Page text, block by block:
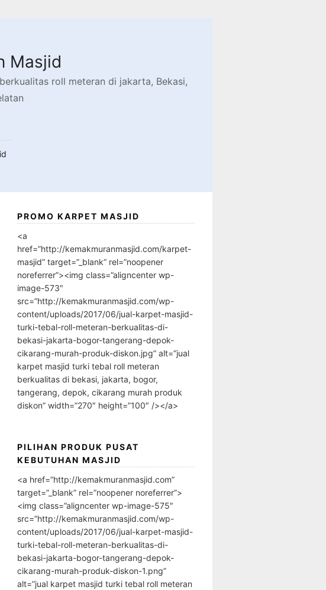
Masjid
roll meteran di jakarta, Bekasi,
PROMO KARPET MASJID
<a
href=”http://kemakmuranmasjid.com/karpet-
masjid” target=”_blank” rel=”noopener
noreferrer”><img class=”aligncenter wp-
image-573″
src=”http://kemakmuranmasjid.com/wp-
content/uploads/2017/06/jual-karpet-masjid-
turki-tebal-roll-meteran-berkualitas-di-
bekasi-jakarta-bogor-tangerang-depok-
cikarang-murah-produk-diskon.jpg” alt=”jual
karpet masjid turki tebal roll meteran
berkualitas di bekasi, jakarta, bogor,
tangerang, depok, cikarang murah produk
diskon” width=”270″ height=”100″ /></a>
PILIHAN PRODUK PUSAT
KEBUTUHAN MASJID
<a href=”http://kemakmuranmasjid.com”
target=”_blank” rel=”noopener noreferrer”>
<img class=”aligncenter wp-image-575″
src=”http://kemakmuranmasjid.com/wp-
content/uploads/2017/06/jual-karpet-masjid-
turki-tebal-roll-meteran-berkualitas-di-
bekasi-jakarta-bogor-tangerang-depok-
cikarang-murah-produk-diskon-1.png”
alt=”jual karpet masjid turki tebal roll meteran